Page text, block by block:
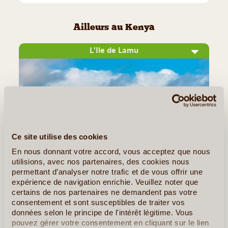
Ce site utilise des cookies
En nous donnant votre accord, vous acceptez que nous
utilisions, avec nos partenaires, des cookies nous
permettant d’analyser notre trafic et de vous offrir une
expérience de navigation enrichie. Veuillez noter que
certains de nos partenaires ne demandent pas votre
consentement et sont susceptibles de traiter vos
données selon le principe de l'intérêt légitime. Vous
pouvez gérer votre consentement en cliquant sur le lien
Ailleurs au Kenya
L'Ile de Lamu
©
Située tout au nord de la côte kenyane non loin de la
frontière somalienne, l’île de Lamu est l’un des plus beaux
joyaux naturels du pays. Flottant au beau milieu d’un petit
archipel, elle arbore de magnifiques plages de sable fin, de